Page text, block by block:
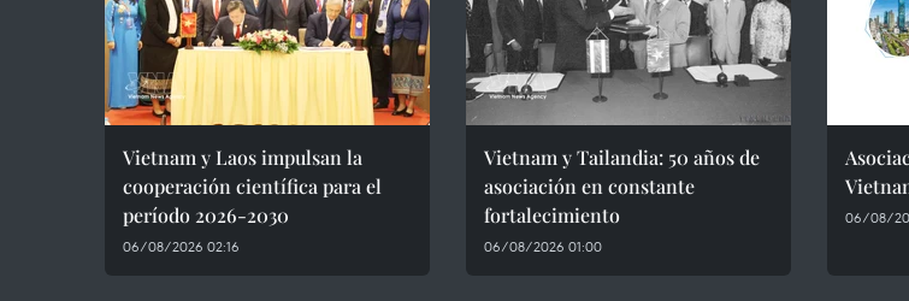
Vietnam y Laos impulsan la
cooperación científica para el
período 2026-2030
06/08/2026 02:16
Vietnam y Tailandia: 50 años de
asociación en constante
fortalecimiento
06/08/2026 01:00
06/08/